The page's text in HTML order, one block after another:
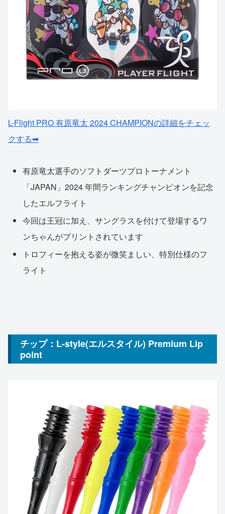
L-Flight PRO 有原竜太 2024 CHAMPIONの詳細をチェッ
クする➡
有原竜太選手のソフトダーツプロトーナメント
「JAPAN」2024 年間ランキングチャンピオンを記念
したエルフライト
今回は王冠に加え、サングラスを付けて登場するワ
ンちゃんがプリントされています
トロフィーを抱える姿が微笑ましい、特別仕様のフ
ライト
チップ：L-style(エルスタイル) Premium Lip
point